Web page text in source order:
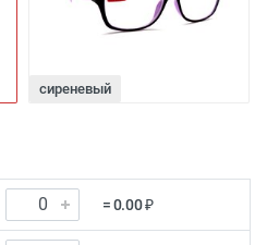
сиреневый
= 0.00 ₽